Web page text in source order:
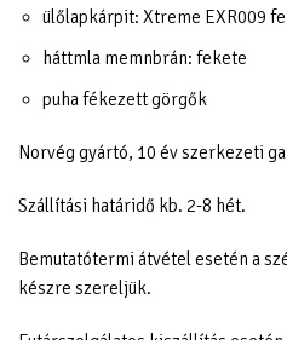
ülőlapkárpit: Xtreme EXR009
háttmla memnbrán: fekete
puha fékezett görgők
Norvég gyártó, 10 év szerkezeti
Szállítási határidő kb. 2-8 hét.
Bemutatótermi átvétel esetén a
készre szereljük.